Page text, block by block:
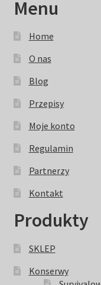
Menu
Home
O nas
Blog
Przepisy
Moje konto
Regulamin
Partnerzy
Kontakt
Produkty
SKLEP
Konserwy